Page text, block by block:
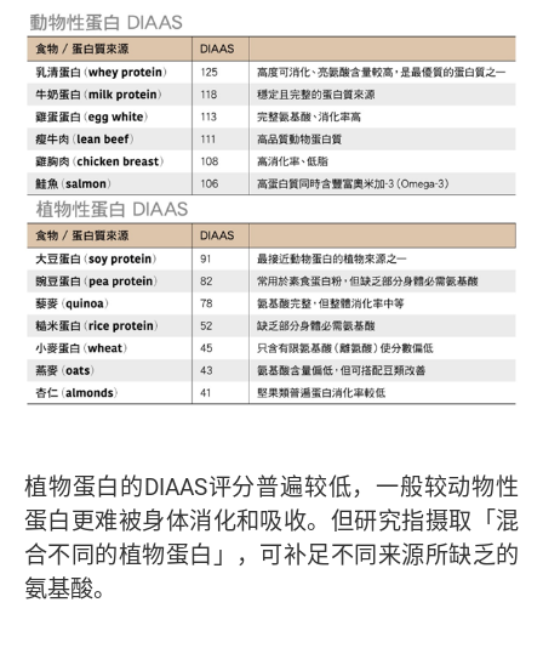
植物蛋白的DIAAS评分普遍较低，一般较动物性
蛋白更难被身体消化和吸收。但研究指摄取「混
合不同的植物蛋白」，可补足不同来源所缺乏的
氨基酸。